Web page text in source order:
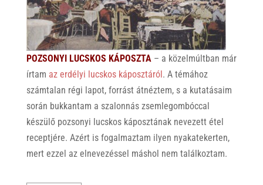
POZSONYI LUCSKOS KÁPOSZTA – a közelmúltban már
írtam az erdélyi lucskos káposztáról . A témához
számtalan régi lapot, forrást átnéztem, s a kutatásaim
során bukkantam a szalonnás zsemlegombóccal
készülő pozsonyi lucskos káposztának nevezett étel
receptjére. Azért is fogalmaztam ilyen nyakatekerten,
mert ezzel az elnevezéssel máshol nem találkoztam.